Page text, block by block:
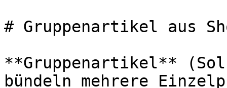
# Gruppenartikel aus
**Gruppenartikel**
bündeln mehrere